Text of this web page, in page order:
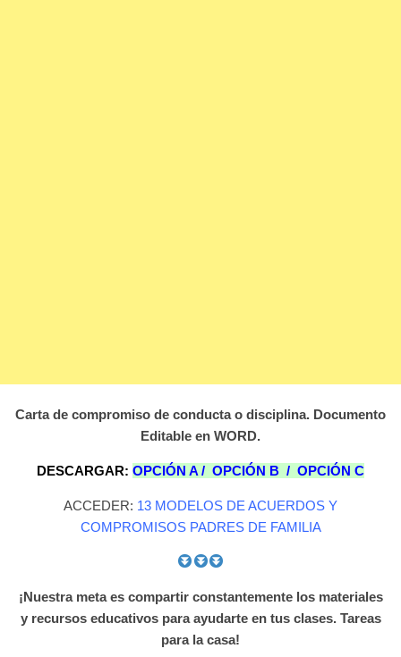
Carta de compromiso de conducta o disciplina. Documento
Editable en WORD.
DESCARGAR: OPCIÓN A / OPCIÓN B / OPCIÓN C
ACCEDER: 13 MODELOS DE ACUERDOS Y
COMPROMISOS PADRES DE FAMILIA
¡Nuestra meta es compartir constantemente los materiales
y recursos educativos para ayudarte en tus clases. Tareas
para la casa!